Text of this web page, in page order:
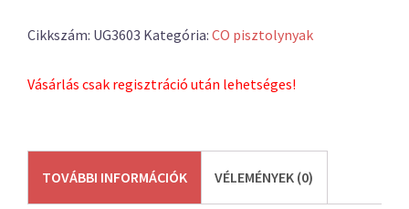
Cikkszám: UG3603 Kategória: CO pisztolynyak
Vásárlás csak regisztráció után lehetséges!
TOVÁBBI INFORMÁCIÓK VÉLEMÉNYEK (0)